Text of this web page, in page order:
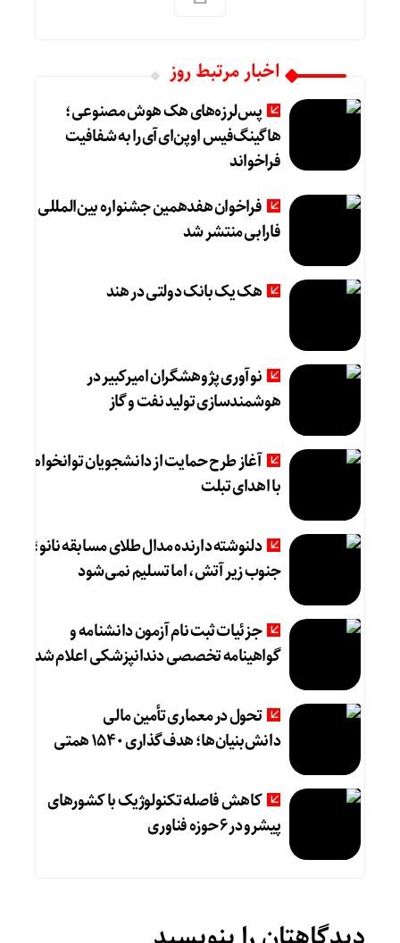
اخبار مرتبط روز
پس‌لرزه‌های هک هوش مصنوعی؛
هاگینگ‌فیس اوپن‌ای‌آی را به شفافیت
فراخواند
فراخوان هفدهمین جشنواره بین‌المللی
فارابی منتشر شد
هک یک بانک دولتی در هند
نوآوری پژوهشگران امیرکبیر در
هوشمندسازی تولید نفت و گاز
آغاز طرح حمایت از دانشجویان توانخواه
با اهدای تبلت
دلنوشته دارنده مدال طلای مسابقه نانو؛
جنوب زیر آتش، اما تسلیم نمی‌شود
جزئیات ثبت نام آزمون دانشنامه و
گواهینامه تخصصی دندانپزشکی اعلام شد
تحول در معماری تأمین مالی
دانش‌بنیان‌ها؛ هدف‌گذاری ۱۵۴۰ همتی
کاهش فاصله تکنولوژیک با کشورهای
پیشرو در ۶ حوزه‌ فناوری